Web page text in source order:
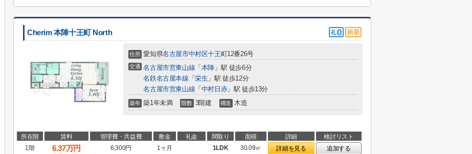
Cherim 本陣十王町 North
住所 愛知県名古屋市中村区十王町12番26号
交通 名古屋市営東山線 「 本陣 」駅 徒歩6分
名鉄名古屋本線 「栄生 」駅 徒歩12分
名古屋市営東山線 「 中村日赤」駅 徒歩13分
築年 築1年未満 階数 3階建 構造 木造
所在階 賃料 管理費・共益費 敷金 礼金 間取り 面積 詳細
検討リスト
1階
6.37万円 6,300円 1ヶ月 1LDK 30.09㎡ 詳細を見る 追加する